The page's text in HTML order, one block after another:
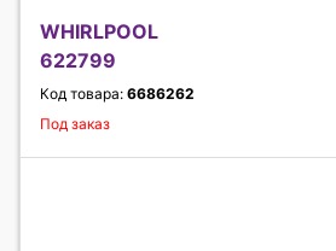
WHIRLPOOL
622799
Код товара: 6686262
Под заказ